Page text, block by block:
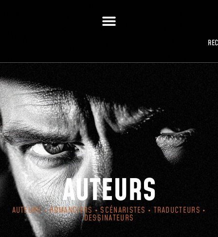
AUTEURS
AUTEURS • ROMANCIERS • SCÉNARISTES • TRADUCTEURS •
DESSINATEURS